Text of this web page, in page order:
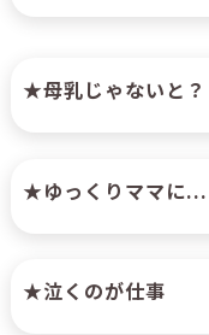
★母乳じゃないと？
★ゆっくりママに...
★泣くのが仕事